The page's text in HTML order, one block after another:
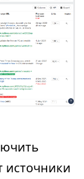
источники